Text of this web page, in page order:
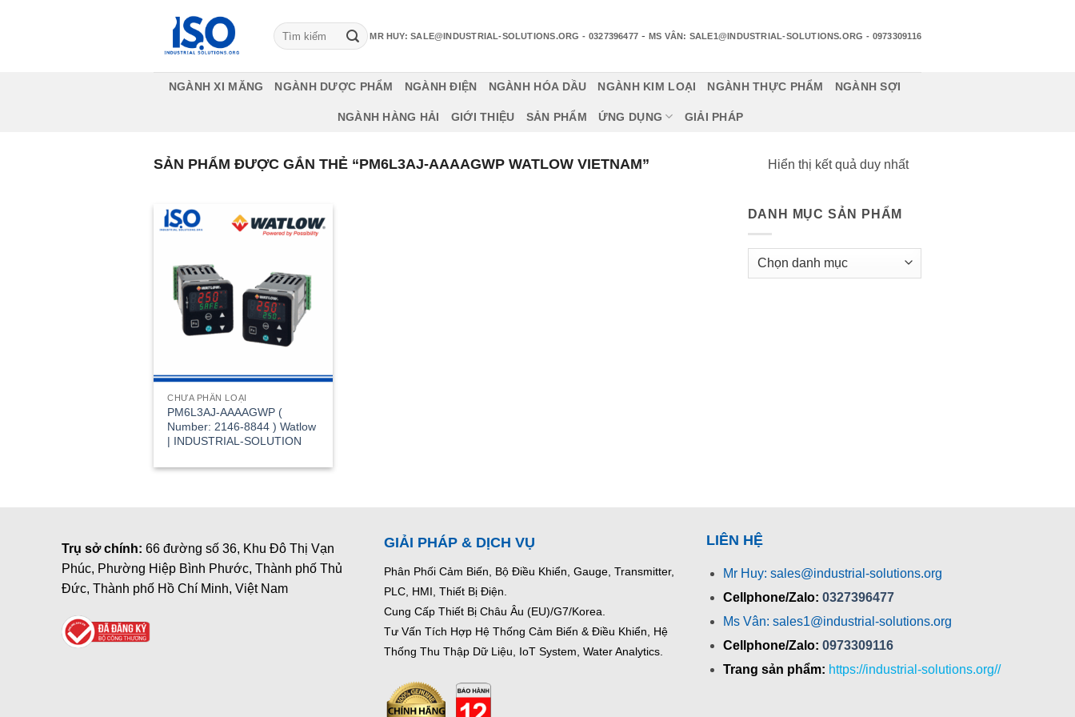
Tìm
kiếm:
MR HUY: SALE@INDUSTRIAL-SOLUTIONS.ORG - 0327396477 -MS VÂN: SALE1@INDUSTRIAL-SOLUTIONS.ORG - 0973309116
NGÀNH XI MĂNG NGÀNH DƯỢC PHẨM NGÀNH ĐIỆN NGÀNH HÓA DẦU NGÀNH KIM LOẠI NGÀNH THỰC PHẨM NGÀNH SỢI
NGÀNH HÀNG HẢI GIỚI THIỆU SẢN PHẨM ỨNG DỤNG GIẢI PHÁP
SẢN PHẨM ĐƯỢC GẮN THẺ “PM6L3AJ-AAAAGWP WATLOW VIETNAM” Hiển thị kết quả duy nhất
CHƯA PHÂN LOẠI
PM6L3AJ-AAAAGWP (
Number: 2146-8844 ) Watlow
| INDUSTRIAL-SOLUTION
DANH MỤC SẢN PHẨM
Trụ sở chính: 66 đường số 36, Khu Đô Thị Vạn
Phúc, Phường Hiệp Bình Phước, Thành phố Thủ
Đức, Thành phố Hồ Chí Minh, Việt Nam
GIẢI PHÁP & DỊCH VỤ
Phân Phối Cảm Biến, Bộ Điều Khiển, Gauge, Transmitter,
PLC, HMI, Thiết Bị Điện.
Cung Cấp Thiết Bị Châu Âu (EU)/G7/Korea.
Tư Vấn Tích Hợp Hệ Thống Cảm Biến & Điều Khiển, Hệ
Thống Thu Thập Dữ Liệu, IoT System, Water Analytics.
LIÊN HỆ
Mr Huy: sales@industrial-solutions.org
Cellphone/Zalo: 0327396477
Ms Vân: sales1@industrial-solutions.org
Cellphone/Zalo: 0973309116
Trang sản phẩm: https://industrial-solutions.org//